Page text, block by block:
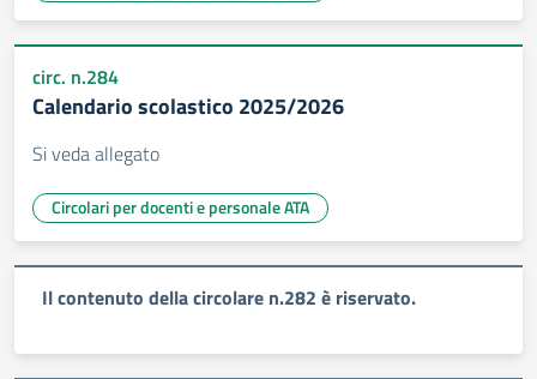
circ. n.284
Calendario scolastico 2025/2026
Si veda allegato
Circolari per docenti e personale ATA
Il contenuto della circolare n.282 è riservato.